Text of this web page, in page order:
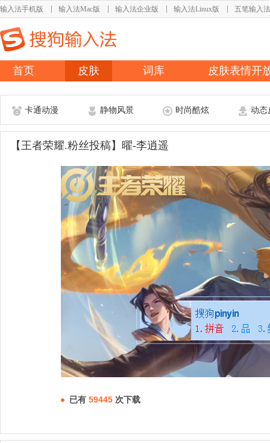
输入法手机版 输入法Mac版 输入法企业版 输入法Linux版 五笔输入法
首页 皮肤 词库 皮肤表情开
卡通动漫 静物风景 时尚酷炫 动态
【王者荣耀.粉丝投稿】曜-李逍遥
已有 59445 次下载